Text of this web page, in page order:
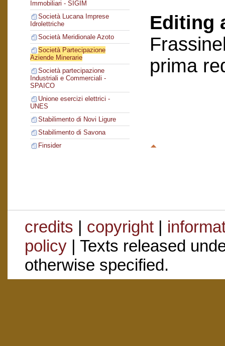
Immobiliari - SIGIM
Società Lucana Imprese
Idrolettriche
Società Meridionale Azoto
Società Partecipazione
Aziende Minerarie
Società partecipazione
Industriali e Commerciali -
SPAICO
Unione esercizi elettrici -
UNES
Stabilimento di Novi Ligure
Stabilimento di Savona
Finsider
Editing
prima
credits | copyright|
policy| Texts released
otherwise specified.